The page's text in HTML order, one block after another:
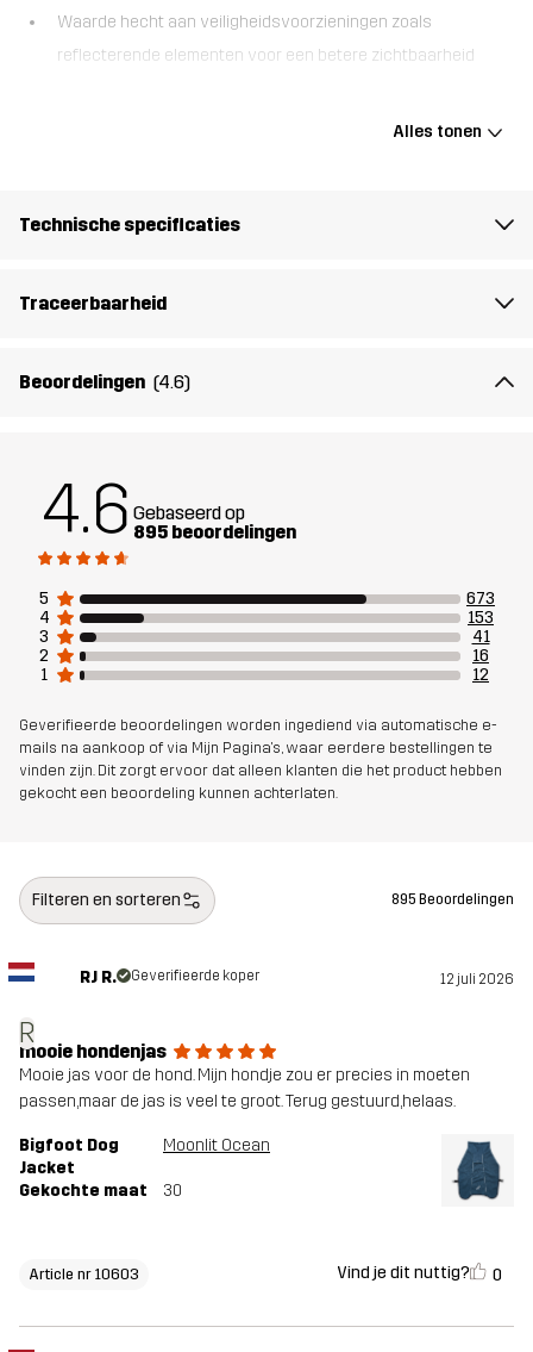
Waarde hecht aan veiligheidsvoorzieningen zoals
reflecterende elementen voor een betere zichtbaarheid
houden dankzij het zachte fleece materiaal. Deze jas heeft twee
en elastische, opvouwbare kraag zorgen voor een goede en
verbeteren de zichtbaarheid van je hond bij weinig licht voor extra
Gewicht
Ontworpen
voor
Artikelnummer 10603_2798
Alles tonen
Technische specificaties
Traceerbaarheid
Beoordelingen (4.6)
4.6 Gebaseerd op
895 beoordelingen
5
673
4
153
3
41
2
16
1
12
Geverifieerde beoordelingen worden ingediend via automatische e-
mails na aankoop of via Mijn Pagina's, waar eerdere bestellingen te
vinden zijn. Dit zorgt ervoor dat alleen klanten die het product hebben
gekocht een beoordeling kunnen achterlaten.
Filteren en sorteren 895 Beoordelingen
R
RJ R. Geverifieerde koper 12 juli 2026
mooie hondenjas
Mooie jas voor de hond. Mijn hondje zou er precies in moeten
passen,maar de jas is veel te groot. Terug gestuurd,helaas.
Bigfoot Dog
Jacket
Moonlit Ocean
Gekochte maat 30
Article nr 10603 Vind je dit nuttig? 0